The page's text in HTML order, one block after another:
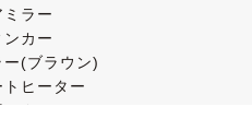
ミラー
ンカー
ー(ブラウン)
トヒーター
クス